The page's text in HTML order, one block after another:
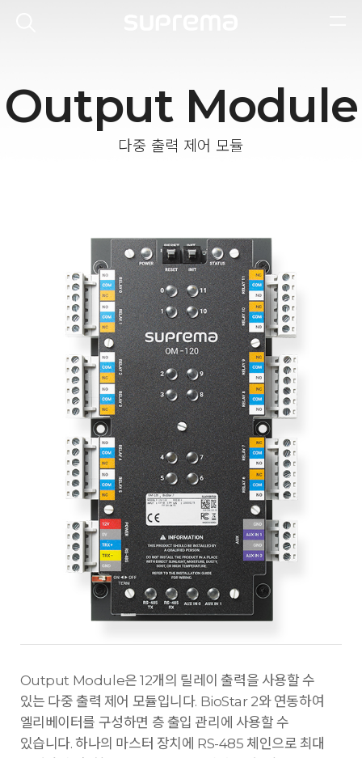
Output Module
다중 출력 제어 모듈
Output Module은 12개의 릴레이 출력을 사용할 수
있는 다중 출력 제어 모듈입니다. BioStar 2와 연동하여
엘리베이터를 구성하면 층 출입 관리에 사용할 수
있습니다. 하나의 마스터 장치에 RS-485 체인으로 최대